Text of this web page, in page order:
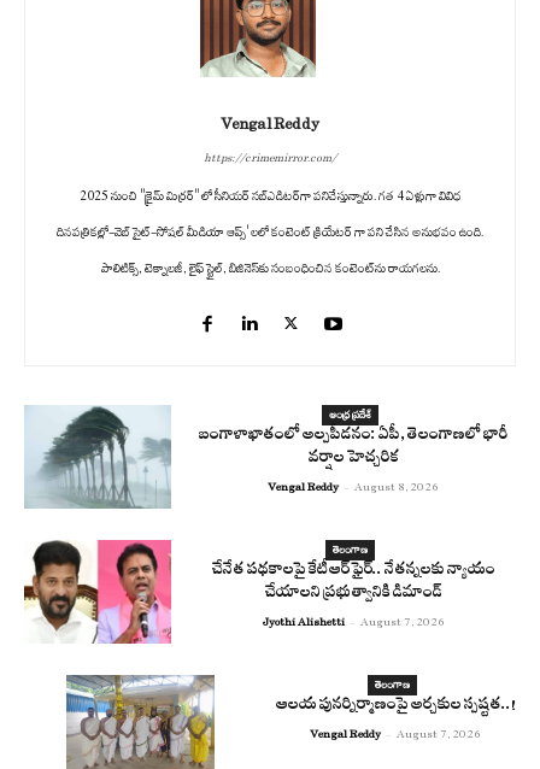
Vengal Reddy
https://crimemirror.com/
2025 నుంచి "క్రైమ్ మిర్రర్" లో సీనియర్ సబ్‌ఎడిటర్‌గా పనిచేస్తున్నారు. గత 4 ఏళ్లుగా వివిధ
దినపత్రికల్లో-వెబ్ సైట్-సోషల్ మీడియా ఆప్స్' లలో కంటెంట్ క్రియేటర్ గా పని చేసిన అనుభవం ఉంది.
పాలిటిక్స్‌, టెక్నాలజీ, లైఫ్‌ స్టైల్‌, బిజినెస్‌కు సంబంధించిన కంటెంట్‌ను రాయగలను.
ఆంధ్ర ప్రదేశ్
బంగాళాఖాతంలో అల్పపీడనం: ఏపీ, తెలంగాణలో భారీ
వర్షాల హెచ్చరిక
Vengal Reddy - August 8, 2026
తెలంగాణ
చేనేత పథకాలపై కేటీఆర్ ఫైర్.. నేతన్నలకు న్యాయం
చేయాలని ప్రభుత్వానికి డిమాండ్
Jyothi Alishetti - August 7, 2026
తెలంగాణ
ఆలయ పునర్నిర్మాణంపై అర్చకుల స్పష్టత..!
Vengal Reddy - August 7, 2026